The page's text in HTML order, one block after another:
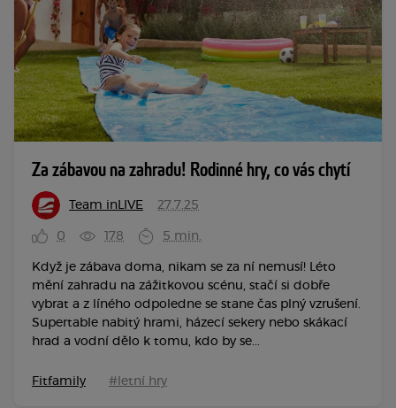
Za zábavou na zahradu! Rodinné hry, co vás chytí
Team inLIVE 27.7.25
0 178 5 min.
Když je zábava doma, nikam se za ní nemusí! Léto
mění zahradu na zážitkovou scénu, stačí si dobře
vybrat a z líného odpoledne se stane čas plný vzrušení.
Supertable nabitý hrami, házecí sekery nebo skákací
hrad a vodní dělo k tomu, kdo by se...
Fitfamily #letní hry